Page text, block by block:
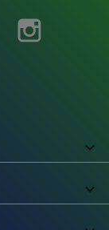
Pinterest

